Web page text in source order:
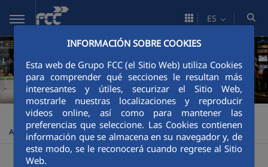
Saltar al contenido principal
INFORMACIÓN SOBRE COOKIES
Esta web de Grupo FCC (el Sitio Web) utiliza Cookies
para comprender qué secciones le resultan más
interesantes y útiles, securizar el Sitio Web,
mostrarle nuestras localizaciones y reproducir
videos online, así como para mantener las
preferencias que seleccione. Las Cookies contienen
información que se almacena en su navegador y, de
este modo, se le reconocerá cuando regrese al Sitio
Web.
ES
Construcción > Comunicación > Publicaciones > Dossier
Actividades